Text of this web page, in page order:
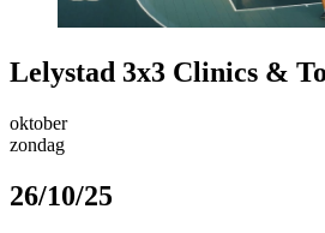
Lelystad 3x3 Clinics &
oktober
zondag
26/10/25